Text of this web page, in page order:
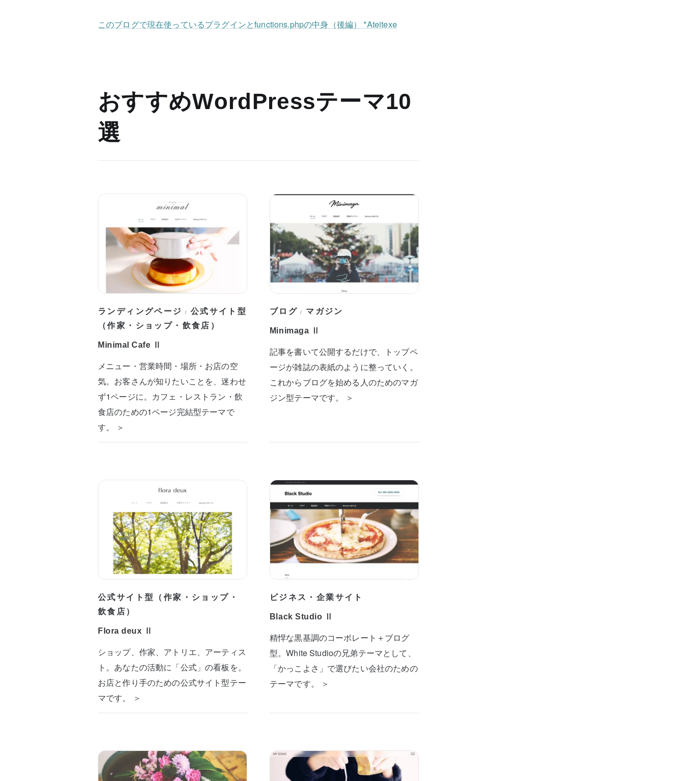
このブログで現在使っているプラグインとfunctions.phpの中身（後編） *Ateitexe
おすすめWordPressテーマ10
選
ランディングページ / 公式サイト型
（作家・ショップ・飲食店）
Minimal Cafe Ⅱ
メニュー・営業時間・場所・お店の空
気。お客さんが知りたいことを、迷わせ
ず1ページに。カフェ・レストラン・飲
食店のための1ページ完結型テーマで
す。 ＞
ブログ / マガジン
Minimaga Ⅱ
記事を書いて公開するだけで、トップペ
ージが雑誌の表紙のように整っていく。
これからブログを始める人のためのマガ
ジン型テーマです。 ＞
公式サイト型（作家・ショップ・
飲食店）
Flora deux Ⅱ
ショップ、作家、アトリエ、アーティス
ト。あなたの活動に「公式」の看板を。
お店と作り手のための公式サイト型テー
マです。 ＞
ビジネス・企業サイト
Black Studio Ⅱ
精悍な黒基調のコーポレート＋ブログ
型。White Studioの兄弟テーマとして、
「かっこよさ」で選びたい会社のための
テーマです。 ＞